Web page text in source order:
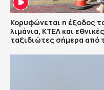
Κορυφώνεται η έξοδος
λιμάνια, ΚΤΕΛ και
ταξιδιώτες σήμερα από